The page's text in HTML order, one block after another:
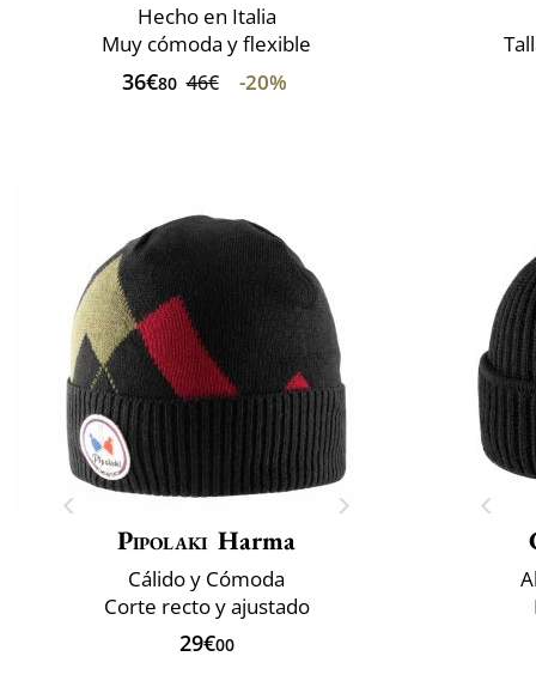
Hecho en Italia
Muy cómoda y flexible
36€80 46€ -20%
Pipolaki Harma
Cálido y Cómoda
Corte recto y ajustado
29€00